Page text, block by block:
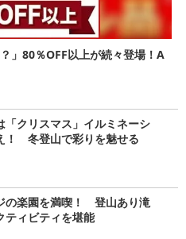
」80％OFF以上が続々登場！A
「クリスマス」イルミネーシ
！ 冬登山で彩りを魅せる
の楽園を満喫！ 登山あり滝
ティビティを堪能